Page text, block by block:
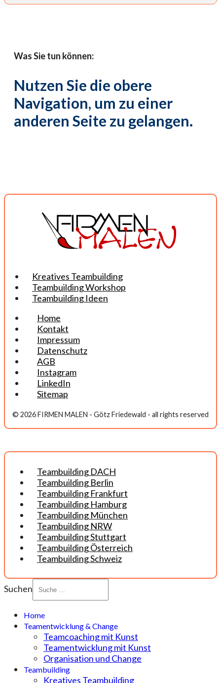
Was Sie tun können:
Nutzen Sie die obere
Navigation, um zu einer
anderen Seite zu gelangen.
Kreatives Teambuilding
Teambuilding Workshop
Teambuilding Ideen
Home
Kontakt
Impressum
Datenschutz
AGB
Instagram
LinkedIn
Sitemap
© 2026 FIRMEN MALEN - Götz Friedewald - all rights reserved
Teambuilding DACH
Teambuilding Berlin
Teambuilding Frankfurt
Teambuilding Hamburg
Teambuilding München
Teambuilding NRW
Teambuilding Stuttgart
Teambuilding Österreich
Teambuilding Schweiz
Suchen
Home
Teamentwicklung & Change
Teamcoaching mit Kunst
Teamentwicklung mit Kunst
Organisation und Change
Teambuilding
Kreatives Teambuilding